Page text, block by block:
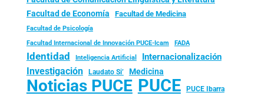
Facultad de Economía Facultad de Medicina
Facultad de Psicología
Facultad Internacional de Innovación PUCE-Icam FADA
Identidad Inteligencia Artificial Internacionalización
Investigación Laudato Si’ Medicina
Noticias PUCE PUCE PUCE Ibarra